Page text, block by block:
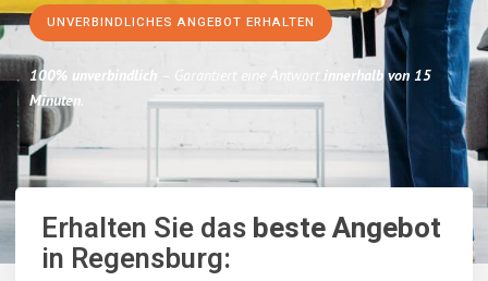
UNVERBINDLICHES ANGEBOT ERHALTEN
100% unverbindlich – Garantiert eine Antwort innerhalb von 15
Minuten.
Erhalten Sie dasbeste Angebot
in Regensburg: